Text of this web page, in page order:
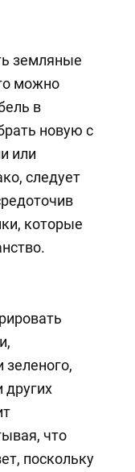
земляные
можно
в
новую с
или
следует
которые
других
что
поскольку